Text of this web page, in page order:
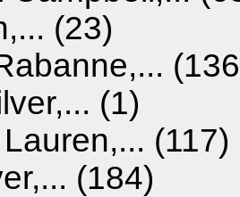
(23)
(1)
(117)
(184)